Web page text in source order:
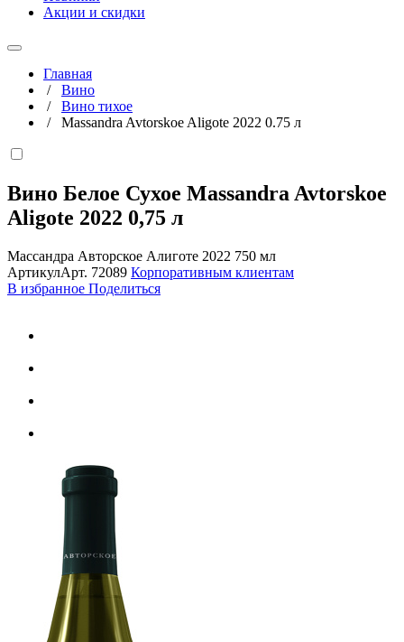
Акции и скидки
Главная
/ Вино
/ Вино тихое
/ Massandra Avtorskoe Aligote 2022 0.75 л
Вино Белое Сухое Massandra Avtorskoe
Aligote 2022 0,75 л
Массандра Авторское Алиготе 2022 750 мл
АртикулАрт. 72089 Корпоративным клиентам
В избранное Поделиться